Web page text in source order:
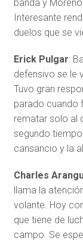
banda y
Interesante
duelos que se
Erick Pulgar:
defensivo se le
Tuvo gran
parado cuando
rematar solo al
segundo
cansancio y la
Charles
llama la
volante. Hoy
que tiene de
campo. Se